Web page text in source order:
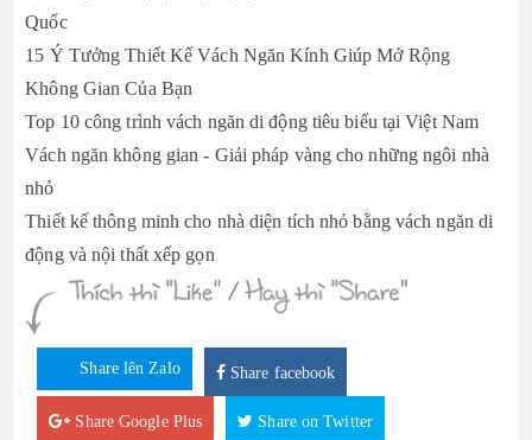
Quốc
15 Ý Tưởng Thiết Kế Vách Ngăn Kính Giúp Mở Rộng
Không Gian Của Bạn
Top 10 công trình vách ngăn di động tiêu biểu tại Việt Nam
Vách ngăn không gian - Giải pháp vàng cho những ngôi nhà
nhỏ
Thiết kế thông minh cho nhà diện tích nhỏ bằng vách ngăn di
động và nội thất xếp gọn
Share lên Zalo Share facebook
Share Google Plus Share on Twitter